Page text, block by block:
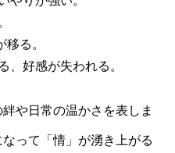
る。
、好感が失われる。
や日常の温かさを表しま
って「情」が湧き上がる